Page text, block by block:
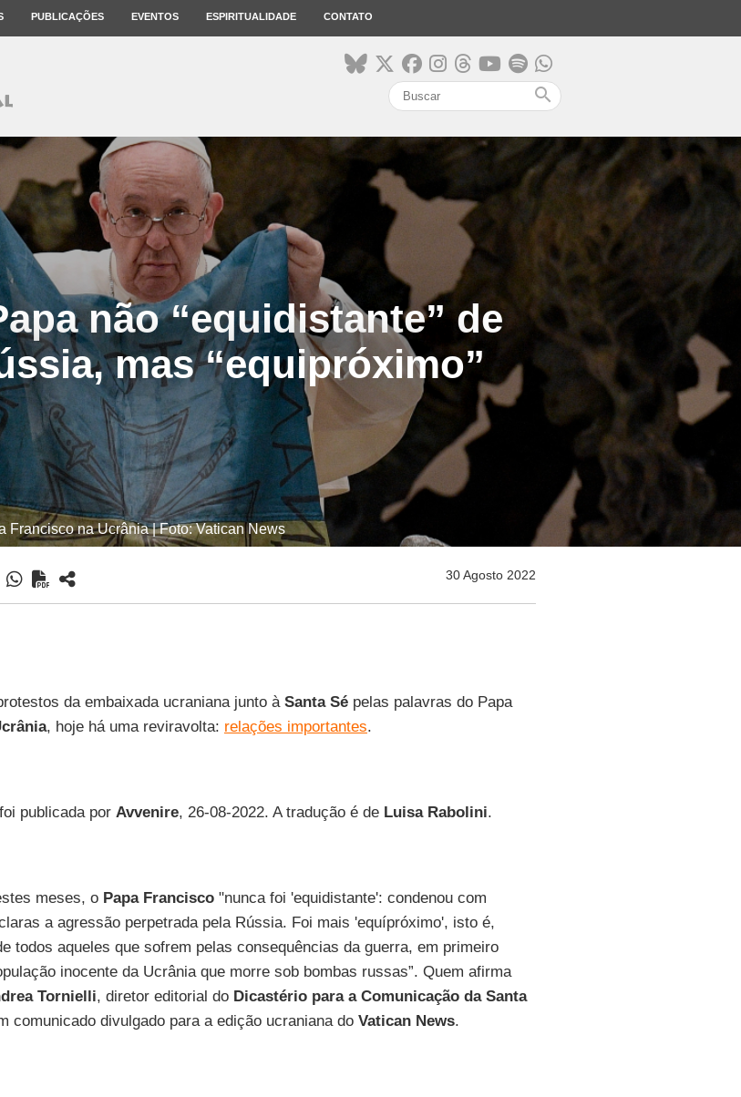
PUBLICAÇÕES EVENTOS ESPIRITUALIDADE CONTATO
search
não “equidistante” de
mas “equipróximo”
Francisco na Ucrânia | Foto: Vatican News
30 Agosto 2022
da embaixada ucraniana junto à Santa Sépelas palavras do Papa
, hoje há uma reviravolta: relações importantes.
publicada por Avvenire, 26-08-2022. A tradução é de Luisa Rabolini.
meses, oPapa Francisco"nunca foi 'equidistante': condenou com
a agressão perpetrada pela Rússia. Foi mais 'equípróximo', isto é,
todos aqueles que sofrem pelas consequências da guerra, em primeiro
inocente da Ucrânia que morre sob bombas russas”. Quem afirma
Tornielli, diretor editorial do Dicastério para a Comunicação da Santa
comunicado divulgado para a edição ucraniana do Vatican News.